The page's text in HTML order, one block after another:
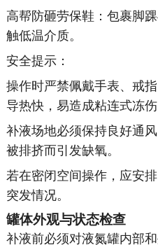
高帮防砸劳保鞋：包裹脚
触低温介质。
安全提示：
操作时严禁佩戴手表、戒
导热快，易造成粘连式冻伤
补液场地必须保持良好通
被排挤而引发缺氧。
若在密闭空间操作，应安
突发情况。
罐体外观与状态检查
补液前必须对液氮罐内部